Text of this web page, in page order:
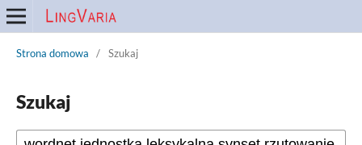
Strona domowa / Szukaj
Szukaj